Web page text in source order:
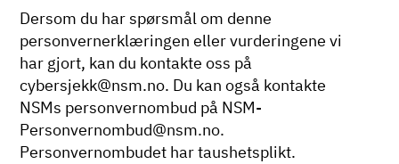
Dersom du har spørsmål om denne
personvernerklæringen eller vurderingene vi
har gjort, kan du kontakte oss på
cybersjekk@nsm.no. Du kan også kontakte
NSMs personvernombud på NSM-
Personvernombud@nsm.no.
Personvernombudet har taushetsplikt.